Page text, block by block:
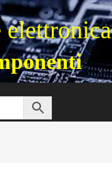
elettronica